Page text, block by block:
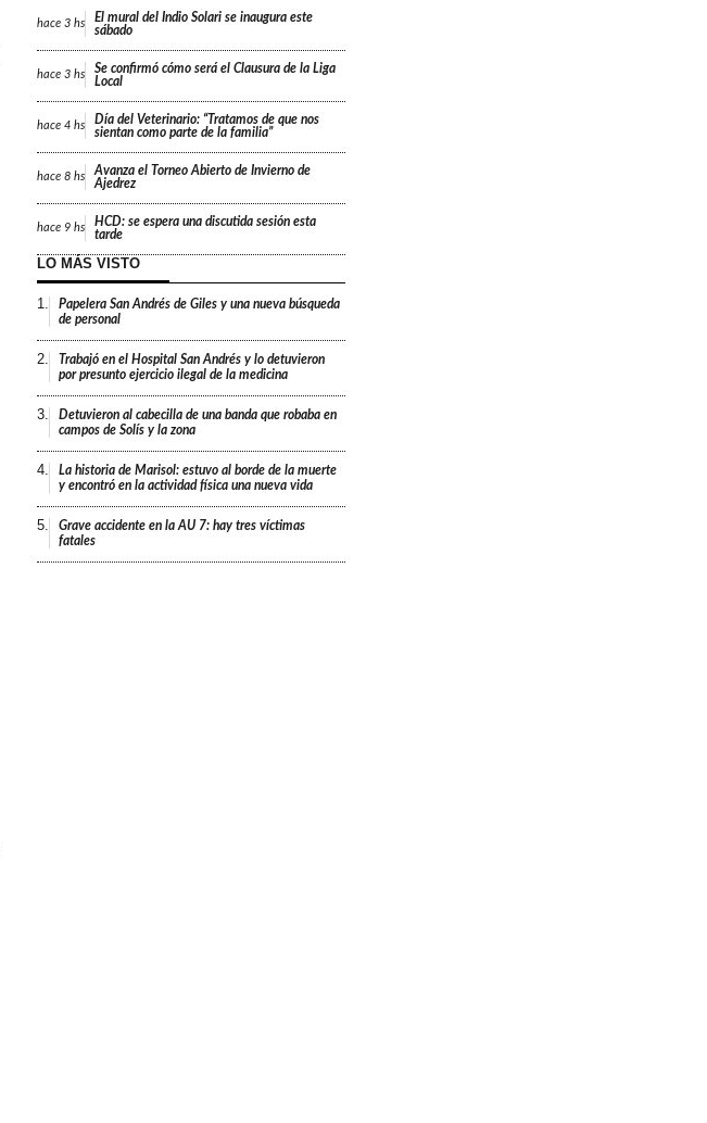
hace 3 hs
El mural del Indio Solari se inaugura este
sábado
hace 3 hs
Se confirmó cómo será el Clausura de la Liga
Local
hace 4 hs
Día del Veterinario: “Tratamos de que nos
sientan como parte de la familia”
hace 8 hs
Avanza el Torneo Abierto de Invierno de
Ajedrez
hace 9 hs
HCD: se espera una discutida sesión esta
tarde
LO MÁS VISTO
1.
Papelera San Andrés de Giles y una nueva búsqueda
de personal
2.
Trabajó en el Hospital San Andrés y lo detuvieron
por presunto ejercicio ilegal de la medicina
3.
Detuvieron al cabecilla de una banda que robaba en
campos de Solís y la zona
4.
La historia de Marisol: estuvo al borde de la muerte
y encontró en la actividad física una nueva vida
5.
Grave accidente en la AU 7: hay tres víctimas
fatales